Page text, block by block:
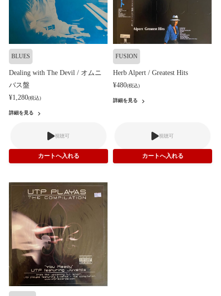
BLUES
Dealing with The Devil / オムニ
バス盤
¥1,280(税込)
詳細を見る
視聴可
FUSION
Herb Alpert / Greatest Hits
¥480(税込)
詳細を見る
視聴可